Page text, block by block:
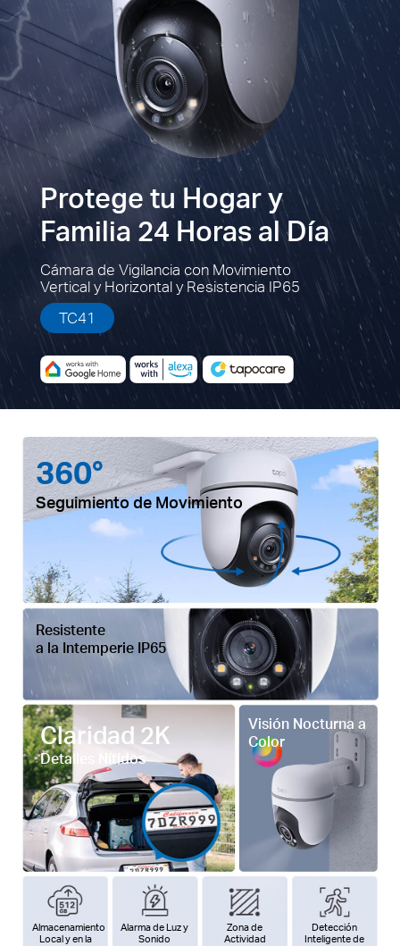
Protege tu Hogar y
Familia 24 Horas al Día
Cámara de Vigilancia con Movimiento
Vertical y Horizontal y Resistencia IP65
TC41
360°
Seguimiento de Movimiento
Claridad 2K
Detalles Nítidos
Visión Nocturna a
Color
Resistente
a la Intemperie IP65
Almacenamiento
Local y en la
Alarma de Luz y
Sonido
Zona de
Actividad
Detección
Inteligente de